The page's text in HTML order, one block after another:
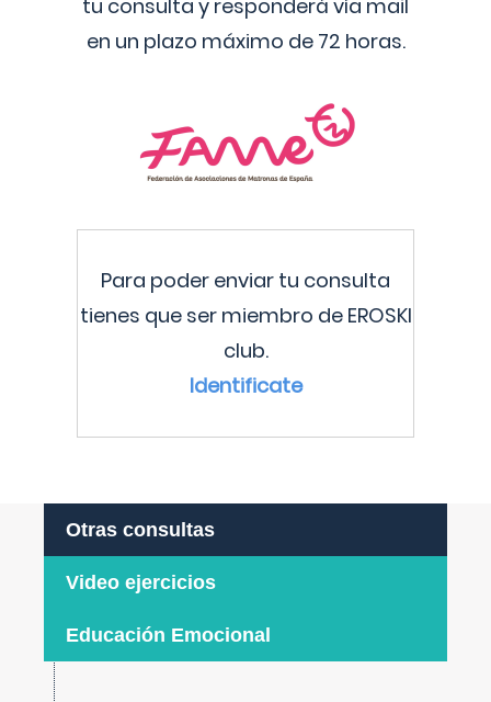
tu consulta y responderá vía mail
en un plazo máximo de 72 horas.
Para poder enviar tu consulta
tienes que ser miembro de EROSKI
club.
Identificate
Otras consultas
Video ejercicios
Educación Emocional